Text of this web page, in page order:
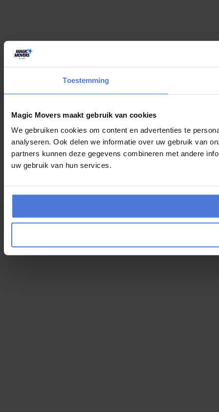
Toestemming
Magic Movers maakt gebruik van cookies
We gebruiken cookies om content en advertenties te
analyseren. Ook delen we informatie over uw gebruik van
partners kunnen deze gegevens combineren met andere
uw gebruik van hun services.